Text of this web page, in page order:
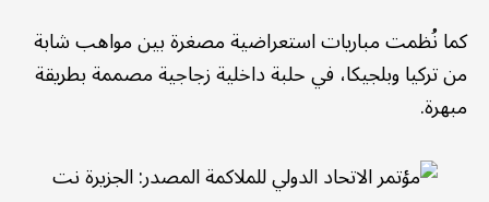
كما نُظمت مباريات استعراضية مصغرة بين مواهب شابة
من تركيا وبلجيكا، في حلبة داخلية زجاجية مصممة بطريقة
مبهرة.